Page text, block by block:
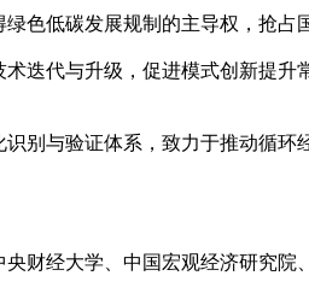
色低碳发展规制的主导权，抢占
迭代与升级，促进模式创新提升
别与验证体系，致力于推动循环
财经大学、中国宏观经济研究院